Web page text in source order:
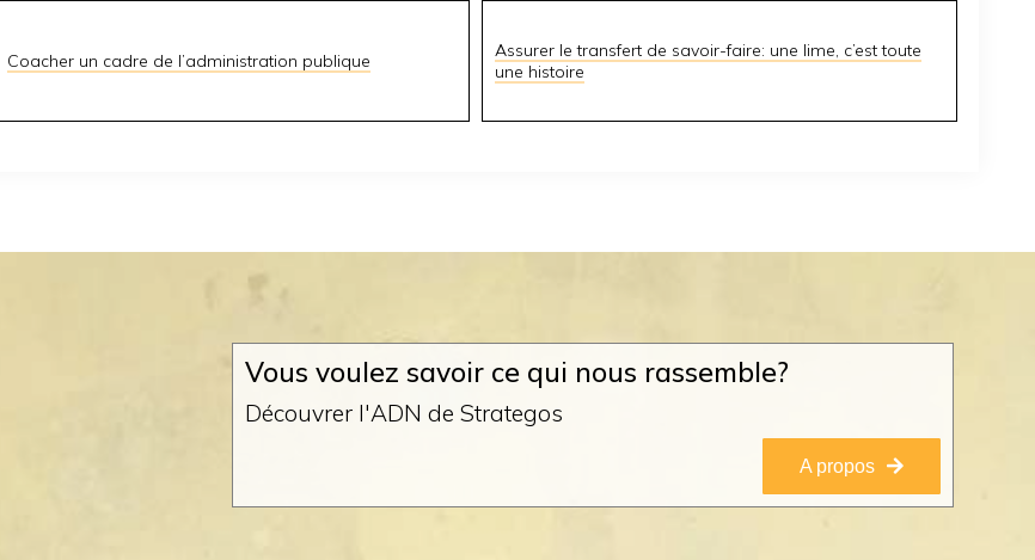
Coacher un cadre de l’administration publique
Assurer le transfert de savoir-faire: une lime, c’est toute
une histoire
Vous voulez savoir ce qui nous rassemble?
Découvrer l'ADN de Strategos
A propos